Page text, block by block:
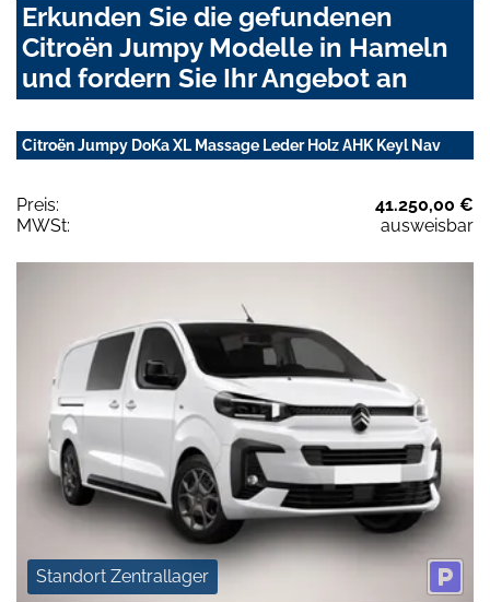
Erkunden Sie die gefundenen
Citroën Jumpy Modelle in Hameln
und fordern Sie Ihr Angebot an
Citroën Jumpy DoKa XL Massage Leder Holz AHK Keyl Nav
Preis:
41.250,00 €
MWSt:
ausweisbar
Standort Zentrallager